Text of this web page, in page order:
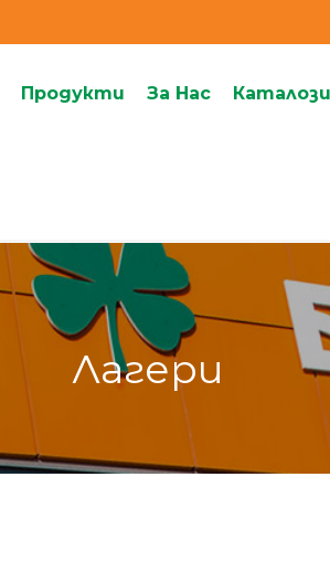
Продукти За Нас Каталози
Лагери